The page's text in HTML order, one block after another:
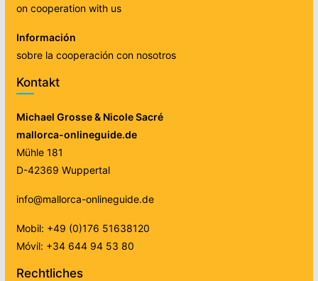
on cooperation with us
Información
sobre la cooperación con nosotros
Kontakt
Michael Grosse & Nicole Sacré
mallorca-onlineguide.de
Mühle 181
D-42369 Wuppertal
info@mallorca-onlineguide.de
Mobil: +49 (0)176 51638120
Móvil: +34 644 94 53 80
Rechtliches